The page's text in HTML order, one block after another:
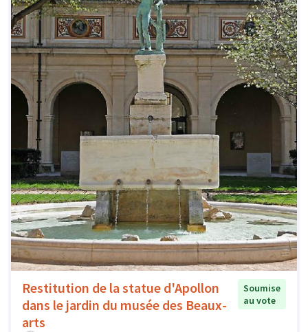
Restitution de la statue d'Apollon
dans le jardin du musée des Beaux-
arts
Soumise
au vote